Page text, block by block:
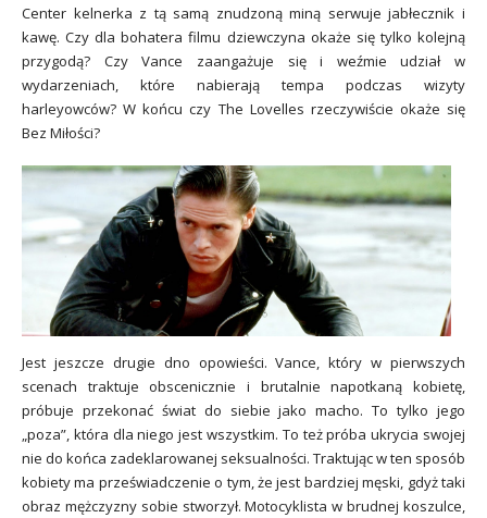
Center kelnerka z tą samą znudzoną miną serwuje jabłecznik i
kawę. Czy dla bohatera filmu dziewczyna okaże się tylko kolejną
przygodą? Czy Vance zaangażuje się i weźmie udział w
wydarzeniach, które nabierają tempa podczas wizyty
harleyowców? W końcu czy The Lovelles rzeczywiście okaże się
Bez Miłości?
Jest jeszcze drugie dno opowieści. Vance, który w pierwszych
scenach traktuje obscenicznie i brutalnie napotkaną kobietę,
próbuje przekonać świat do siebie jako macho. To tylko jego
„poza”, która dla niego jest wszystkim. To też próba ukrycia swojej
nie do końca zadeklarowanej seksualności. Traktując w ten sposób
kobiety ma przeświadczenie o tym, że jest bardziej męski, gdyż taki
obraz mężczyzny sobie stworzył. Motocyklista w brudnej koszulce,